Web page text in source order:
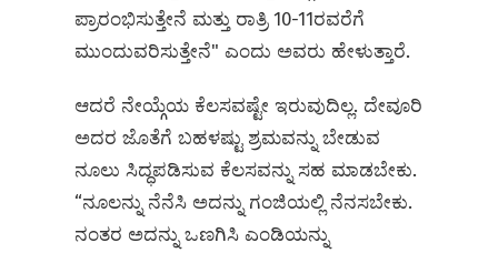
ಪ್ರಾರಂಭಿಸುತ್ತೇನೆ ಮತ್ತು ರಾತ್ರಿ 10-11ರವರೆಗೆ
ಮುಂದುವರಿಸುತ್ತೇನೆ" ಎಂದು ಅವರು ಹೇಳುತ್ತಾರೆ.
ಆದರೆ ನೇಯ್ಗೆಯ ಕೆಲಸವಷ್ಟೇ ಇರುವುದಿಲ್ಲ. ದೇವೂರಿ
ಅದರ ಜೊತೆಗೆ ಬಹಳಷ್ಟು ಶ್ರಮವನ್ನು ಬೇಡುವ
ನೂಲು ಸಿದ್ಧಪಡಿಸುವ ಕೆಲಸವನ್ನು ಸಹ ಮಾಡಬೇಕು.
“ನೂಲನ್ನು ನೆನೆಸಿ ಅದನ್ನು ಗಂಜಿಯಲ್ಲಿ ನೆನಸಬೇಕು.
ನಂತರ ಅದನ್ನು ಒಣಗಿಸಿ ಎಂಡಿಯನ್ನು